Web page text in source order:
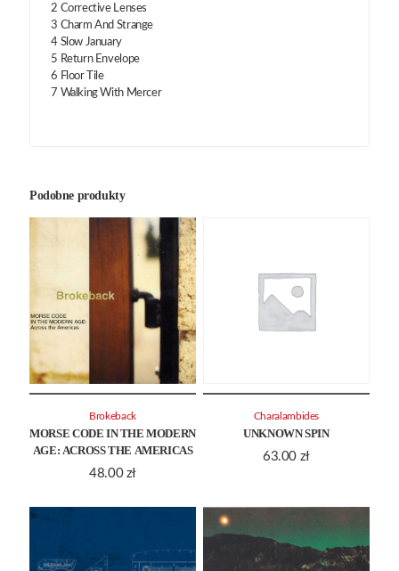
2 Corrective Lenses
3 Charm And Strange
4 Slow January
5 Return Envelope
6 Floor Tile
7 Walking With Mercer
Podobne produkty
MORSE CODE IN THE MODERN
AGE: ACROSS THE AMERICAS
48.00 zł
Brokeback
UNKNOWN SPIN
63.00 zł
Charalambides